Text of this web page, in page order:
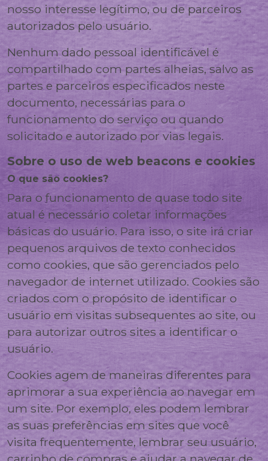
nosso interesse legítimo, ou de parceiros
autorizados pelo usuário.
Nenhum dado pessoal identificável é
compartilhado com partes alheias, salvo as
partes e parceiros especificados neste
documento, necessárias para o
funcionamento do serviço ou quando
solicitado e autorizado por vias legais.
Sobre o uso de web beacons e cookies
O que são cookies?
Para o funcionamento de quase todo site
atual é necessário coletar informações
básicas do usuário. Para isso, o site irá criar
pequenos arquivos de texto conhecidos
como cookies, que são gerenciados pelo
navegador de internet utilizado. Cookies são
criados com o propósito de identificar o
usuário em visitas subsequentes ao site, ou
para autorizar outros sites a identificar o
usuário.
Cookies agem de maneiras diferentes para
aprimorar a sua experiência ao navegar em
um site. Por exemplo, eles podem lembrar
as suas preferências em sites que você
visita frequentemente, lembrar seu usuário,